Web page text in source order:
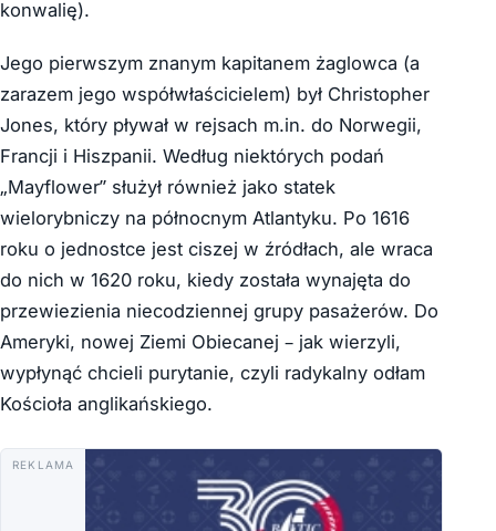
konwalię).
Jego pierwszym znanym kapitanem żaglowca (a
zarazem jego współwłaścicielem) był Christopher
Jones, który pływał w rejsach m.in. do Norwegii,
Francji i Hiszpanii. Według niektórych podań
„Mayflower” służył również jako statek
wielorybniczy na północnym Atlantyku. Po 1616
roku o jednostce jest ciszej w źródłach, ale wraca
do nich w 1620 roku, kiedy została wynajęta do
przewiezienia niecodziennej grupy pasażerów. Do
Ameryki, nowej Ziemi Obiecanej – jak wierzyli,
wypłynąć chcieli purytanie, czyli radykalny odłam
Kościoła anglikańskiego.
REKLAMA